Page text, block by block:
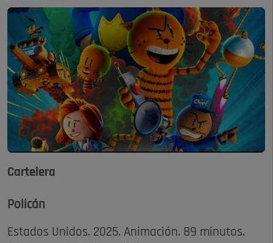
Cartelera
Policán
Estados Unidos. 2025. Animación. 89 minutos.